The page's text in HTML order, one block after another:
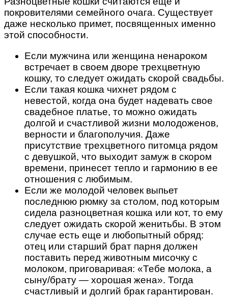
покровителями семейного очага. Существует
даже несколько примет, посвященных именно
этой способности.
Если мужчина или женщина ненароком
встречает в своем дворе трехцветную
кошку, то следует ожидать скорой свадьбы.
Если такая кошка чихнет рядом с
невестой, когда она будет надевать свое
свадебное платье, то можно ожидать
долгой и счастливой жизни молодоженов,
верности и благополучия. Даже
присутствие трехцветного питомца рядом
с девушкой, что выходит замуж в скором
времени, принесет тепло и гармонию в ее
отношения с любимым.
Если же молодой человек выпьет
последнюю рюмку за столом, под которым
сидела разноцветная кошка или кот, то ему
следует ожидать скорой женитьбы. В этом
случае есть еще и любопытный обряд:
отец или старший брат парня должен
поставить перед животным мисочку с
молоком, приговаривая: «Тебе молока, а
сыну/брату — хорошая жена». Тогда
счастливый и долгий брак гарантирован.